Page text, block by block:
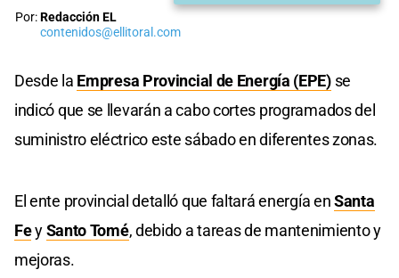
Por:Redacción EL
contenidos@ellitoral.com
Desde la Empresa Provincial de Energía (EPE)se
indicó que se llevarán a cabo cortes programados del
suministro eléctrico este sábado en diferentes zonas.
El ente provincial detalló que faltará energía enSanta
FeySanto Tomé, debido a tareas de mantenimiento y
mejoras.